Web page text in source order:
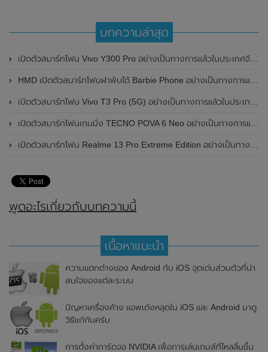
บทความล่าสุด
เปิดตัวสมาร์ทโฟน Vivo Y300 Pro อย่างเป็นทางการแล้วในประเทศจีน มาพร้อมดีไซน์พรีเมี่ยม ทนทาน และแบตเตอรี่สุดอึดขนาดใหญ่ 6,500mAh พร้อมรองรับการชาร์จไว 80W
HMD เปิดตัวสมาร์ทโฟนฝาพับได้ Barbie Phone อย่างเป็นทางการแล้ว มาพร้อมธีมสีชมพูสดใส
เปิดตัวสมาร์ทโฟน Vivo T3 Pro (5G) อย่างเป็นทางการแล้วในประเทศอินเดีย
เปิดตัวสมาร์ทโฟนเกมมิ่ง TECNO POVA 6 Neo อย่างเป็นทางการแล้วในประเทศไทย ในราคา 8,499 บาท
เปิดตัวสมาร์ทโฟน Realme 13 Pro Extreme Edition อย่างเป็นทางการแล้วในประเทศจีน
พูดอะไรเกี่ยวกับบทความนี้
เนื้อหาแนะนำ
ความแตกต่างของ Android กับ iOS จุดเด่นส่วนตัวที่น่า
สนใจของแต่ละระบบ
ปัญหาเครื่องค้าง แอพเด้งหลุดใน iOS และ Android มาดู
วิธีแก้กันครับ
การตั้งค่าการ์ดจอ NVIDIA เพื่อการเล่นเกมส์ที่ไหลลื่นขึ้น